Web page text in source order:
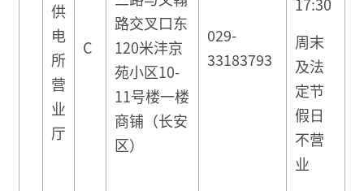
供
电
所
营
业
厅
C
路交叉口东
120米沣京
苑小区10-
11号楼一楼
商铺（长安
区）
029-
33183793
周末
及法
定节
假日
不营
业